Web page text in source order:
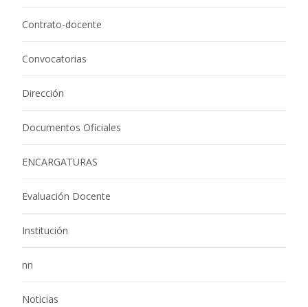
Contrato-docente
Convocatorias
Dirección
Documentos Oficiales
ENCARGATURAS
Evaluación Docente
Institución
nn
Noticias